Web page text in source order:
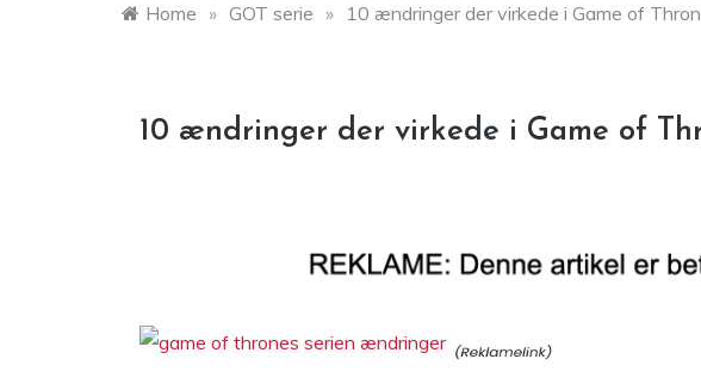
Home » GOT serie » 10 ændringer der virkede i Game of
10 ændringer der virkede i Game of